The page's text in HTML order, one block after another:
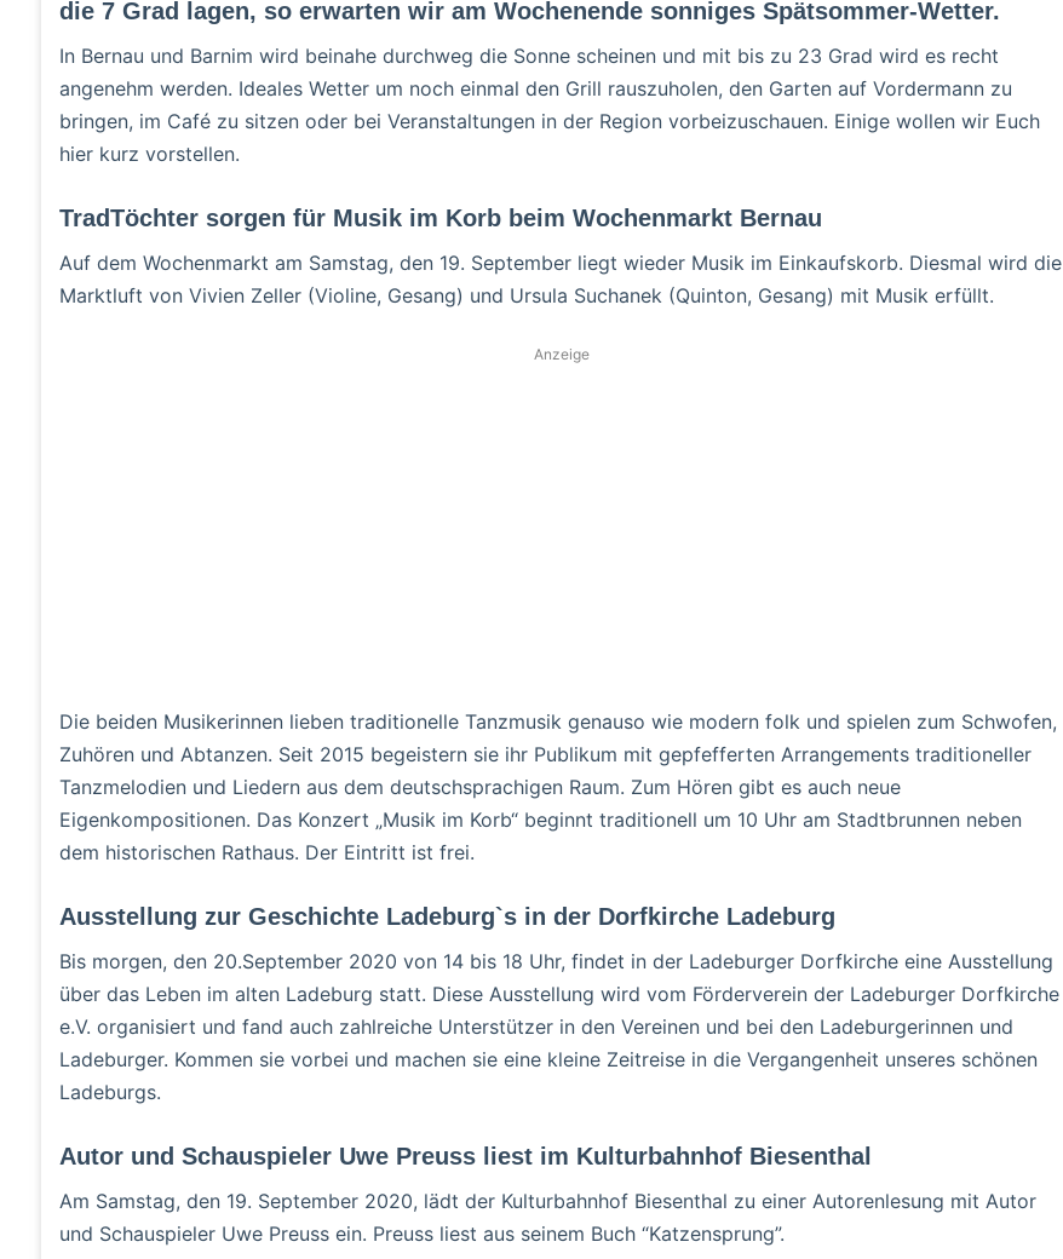
die 7 Grad lagen, so erwarten wir am Wochenende sonniges Spätsommer-Wetter.
In Bernau und Barnim wird beinahe durchweg die Sonne scheinen und mit bis zu 23 Grad wird es recht
angenehm werden. Ideales Wetter um noch einmal den Grill rauszuholen, den Garten auf Vordermann zu
bringen, im Café zu sitzen oder bei Veranstaltungen in der Region vorbeizuschauen. Einige wollen wir Euch
hier kurz vorstellen.
TradTöchter sorgen für Musik im Korb beim Wochenmarkt Bernau
Auf dem Wochenmarkt am Samstag, den 19. September liegt wieder Musik im Einkaufskorb. Diesmal wird die
Marktluft von Vivien Zeller (Violine, Gesang) und Ursula Suchanek (Quinton, Gesang) mit Musik erfüllt.
Anzeige
Die beiden Musikerinnen lieben traditionelle Tanzmusik genauso wie modern folk und spielen zum Schwofen,
Zuhören und Abtanzen. Seit 2015 begeistern sie ihr Publikum mit gepfefferten Arrangements traditioneller
Tanzmelodien und Liedern aus dem deutschsprachigen Raum. Zum Hören gibt es auch neue
Eigenkompositionen. Das Konzert „Musik im Korb“ beginnt traditionell um 10 Uhr am Stadtbrunnen neben
dem historischen Rathaus. Der Eintritt ist frei.
Ausstellung zur Geschichte Ladeburg`s in der Dorfkirche Ladeburg
Bis morgen, den 20.September 2020 von 14 bis 18 Uhr, findet in der Ladeburger Dorfkirche eine Ausstellung
über das Leben im alten Ladeburg statt. Diese Ausstellung wird vom Förderverein der Ladeburger Dorfkirche
e.V. organisiert und fand auch zahlreiche Unterstützer in den Vereinen und bei den Ladeburgerinnen und
Ladeburger. Kommen sie vorbei und machen sie eine kleine Zeitreise in die Vergangenheit unseres schönen
Ladeburgs.
Autor und Schauspieler Uwe Preuss liest im Kulturbahnhof Biesenthal
Am Samstag, den 19. September 2020, lädt der Kulturbahnhof Biesenthal zu einer Autorenlesung mit Autor
und Schauspieler Uwe Preuss ein. Preuss liest aus seinem Buch “Katzensprung”.